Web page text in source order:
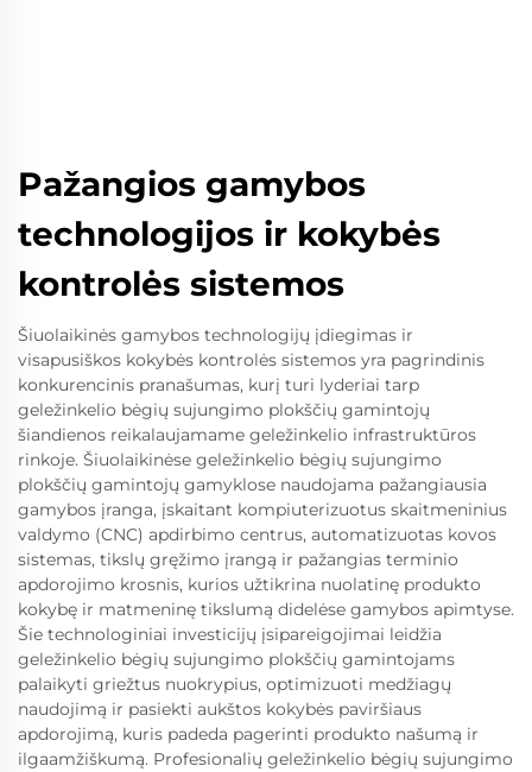
Pažangios gamybos
technologijos ir kokybės
kontrolės sistemos
Šiuolaikinės gamybos technologijų įdiegimas ir
visapusiškos kokybės kontrolės sistemos yra pagrindinis
konkurencinis pranašumas, kurį turi lyderiai tarp
geležinkelio bėgių sujungimo plokščių gamintojų
šiandienos reikalaujamame geležinkelio infrastruktūros
rinkoje. Šiuolaikinėse geležinkelio bėgių sujungimo
plokščių gamintojų gamyklose naudojama pažangiausia
gamybos įranga, įskaitant kompiuterizuotus skaitmeninius
valdymo (CNC) apdirbimo centrus, automatizuotas kovos
sistemas, tikslų gręžimo įrangą ir pažangias terminio
apdorojimo krosnis, kurios užtikrina nuolatinę produkto
kokybę ir matmeninę tikslumą didelėse gamybos apimtyse.
Šie technologiniai investicijų įsipareigojimai leidžia
geležinkelio bėgių sujungimo plokščių gamintojams
palaikyti griežtus nuokrypius, optimizuoti medžiagų
naudojimą ir pasiekti aukštos kokybės paviršiaus
apdorojimą, kuris padeda pagerinti produkto našumą ir
ilgaamžiškumą. Profesionalių geležinkelio bėgių sujungimo